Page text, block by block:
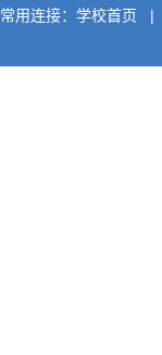
常用连接： 学校首页 |